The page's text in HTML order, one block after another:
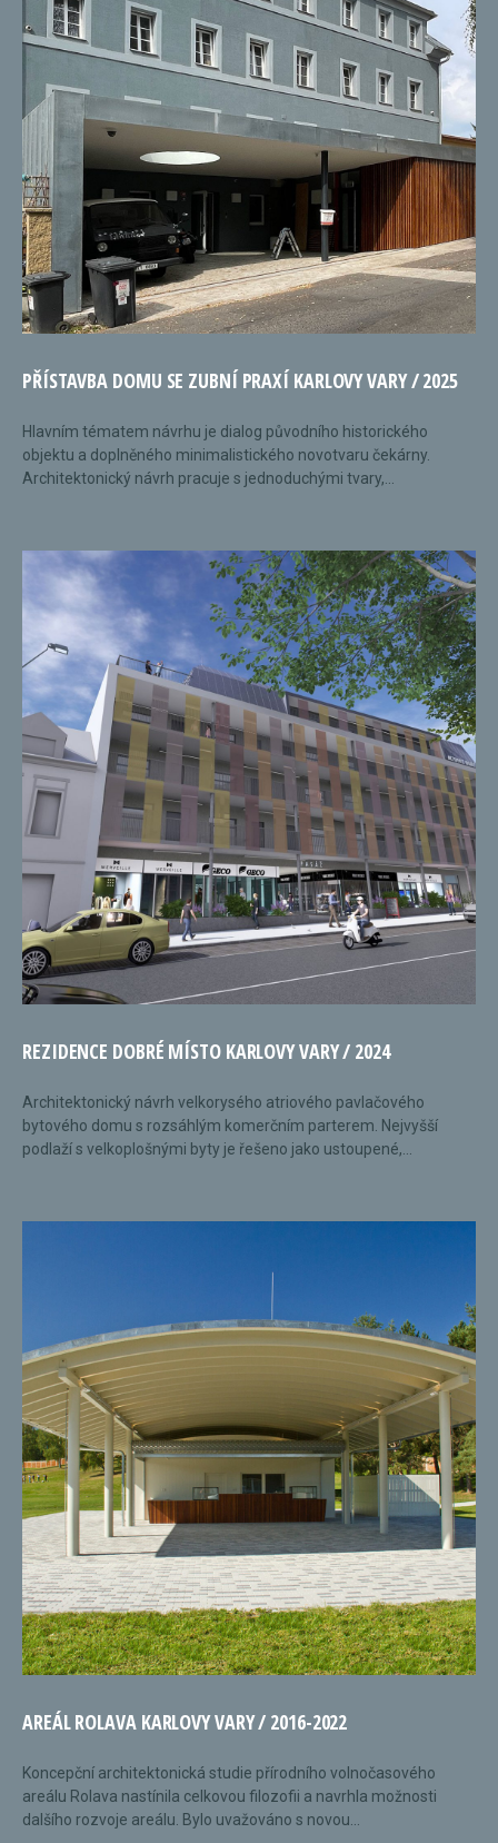
PŘÍSTAVBA DOMU SE ZUBNÍ PRAXÍ KARLOVY VARY / 2025
Hlavním tématem návrhu je dialog původního historického
objektu a doplněného minimalistického novotvaru čekárny.
Architektonický návrh pracuje s jednoduchými tvary,...
REZIDENCE DOBRÉ MÍSTO KARLOVY VARY / 2024
Architektonický návrh velkorysého atriového pavlačového
bytového domu s rozsáhlým komerčním parterem. Nejvyšší
podlaží s velkoplošnými byty je řešeno jako ustoupené,...
AREÁL ROLAVA KARLOVY VARY / 2016-2022
Koncepční architektonická studie přírodního volnočasového
areálu Rolava nastínila celkovou filozofii a navrhla možnosti
dalšího rozvoje areálu. Bylo uvažováno s novou...